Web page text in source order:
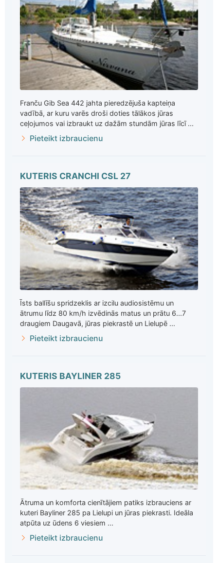
Franču Gib Sea 442 jahta pieredzējuša kapteiņa
vadībā, ar kuru varēs droši doties tālākos jūras
ceļojumos vai izbraukt uz dažām stundām jūras līcī ...
Pieteikt izbraucienu
KUTERIS CRANCHI CSL 27
Īsts ballīšu spridzeklis ar izcilu audiosistēmu un
ātrumu līdz 80 km/h izvēdinās matus un prātu 6...7
draugiem Daugavā, jūras piekrastē un Lielupē ...
Pieteikt izbraucienu
KUTERIS BAYLINER 285
Ātruma un komforta cienītājiem patiks izbrauciens ar
kuteri Bayliner 285 pa Lielupi un jūras piekrasti. Ideāla
atpūta uz ūdens 6 viesiem ...
Pieteikt izbraucienu